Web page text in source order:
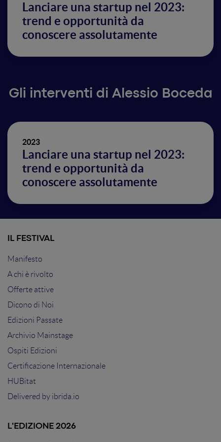
Lanciare una startup nel 2023:
trend e opportunità da
conoscere assolutamente
Gli interventi di Alessio Boceda
2023
Lanciare una startup nel 2023:
trend e opportunità da
conoscere assolutamente
IL FESTIVAL
Manifesto
A chi è rivolto
Offerte attive
Dicono di Noi
Edizioni Passate
Archivio Mainstage
Ospiti Edizioni
Certificazione Internazionale
HUBitat
Delivered by ibrida.io
L'EDIZIONE 2026